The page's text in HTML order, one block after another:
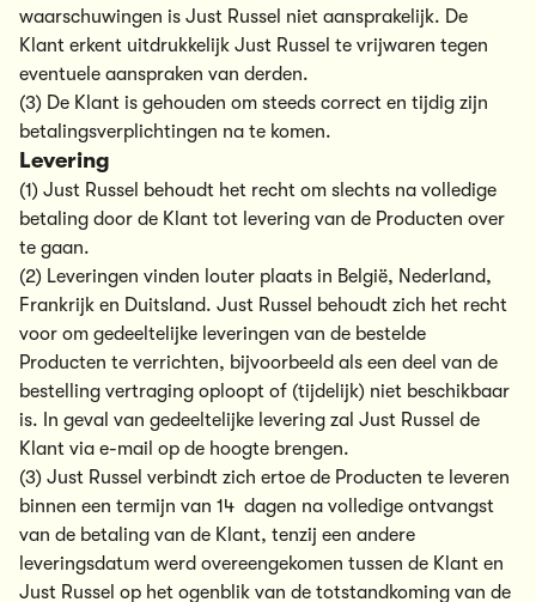
waarschuwingen is Just Russel niet aansprakelijk. De
Klant erkent uitdrukkelijk Just Russel te vrijwaren tegen
eventuele aanspraken van derden.
(3) De Klant is gehouden om steeds correct en tijdig zijn
betalingsverplichtingen na te komen.
Levering
(1) Just Russel behoudt het recht om slechts na volledige
betaling door de Klant tot levering van de Producten over
te gaan.
(2) Leveringen vinden louter plaats in België, Nederland,
Frankrijk en Duitsland. Just Russel behoudt zich het recht
voor om gedeeltelijke leveringen van de bestelde
Producten te verrichten, bijvoorbeeld als een deel van de
bestelling vertraging oploopt of (tijdelijk) niet beschikbaar
is. In geval van gedeeltelijke levering zal Just Russel de
Klant via e-mail op de hoogte brengen.
(3) Just Russel verbindt zich ertoe de Producten te leveren
binnen een termijn van 14 dagen na volledige ontvangst
van de betaling van de Klant, tenzij een andere
leveringsdatum werd overeengekomen tussen de Klant en
Just Russel op het ogenblik van de totstandkoming van de